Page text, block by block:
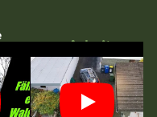
unserer Arbeit